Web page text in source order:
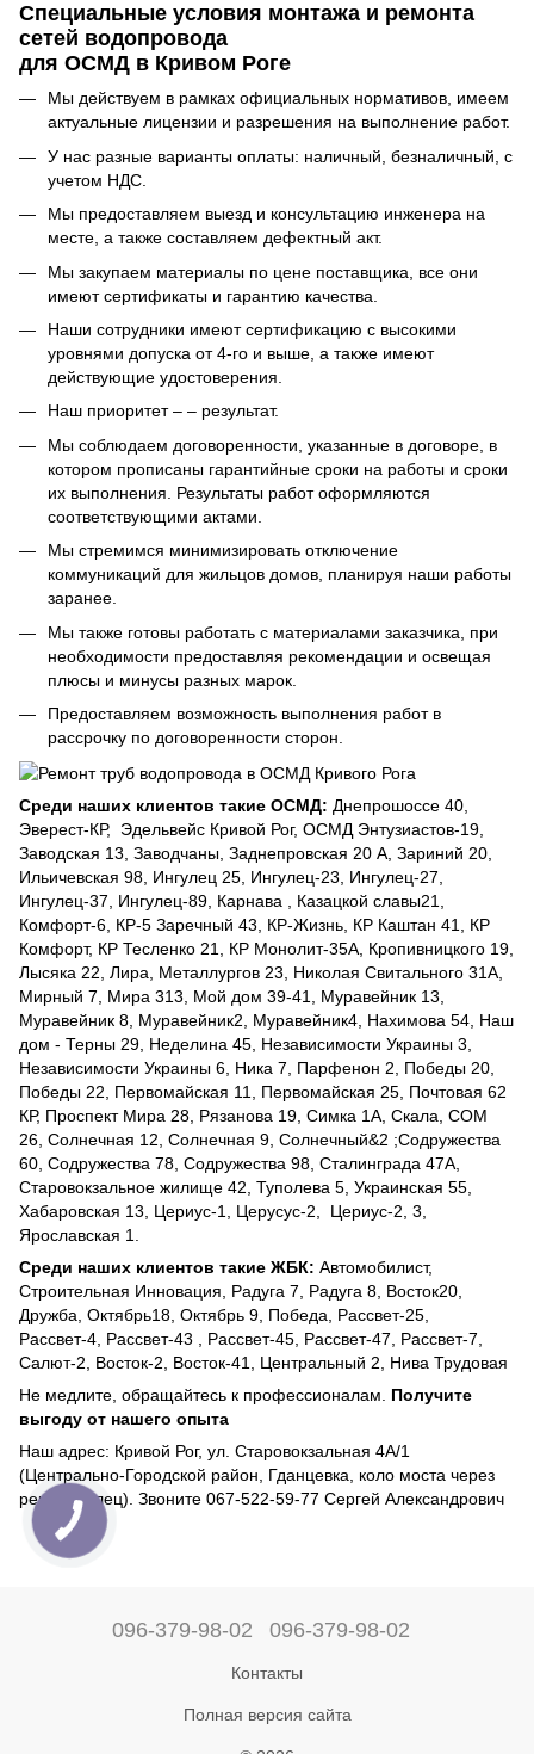
Специальные условия монтажа и ремонта
сетей водопровода
для ОСМД в Кривом Роге
Мы действуем в рамках официальных нормативов, имеем
актуальные лицензии и разрешения на выполнение работ.
У нас разные варианты оплаты: наличный, безналичный, с
учетом НДС.
Мы предоставляем выезд и консультацию инженера на
месте, а также составляем дефектный акт.
Мы закупаем материалы по цене поставщика, все они
имеют сертификаты и гарантию качества.
Наши сотрудники имеют сертификацию с высокими
уровнями допуска от 4-го и выше, а также имеют
действующие удостоверения.
Наш приоритет – – результат.
Мы соблюдаем договоренности, указанные в договоре, в
котором прописаны гарантийные сроки на работы и сроки
их выполнения. Результаты работ оформляются
соответствующими актами.
Мы стремимся минимизировать отключение
коммуникаций для жильцов домов, планируя наши работы
заранее.
Мы также готовы работать с материалами заказчика, при
необходимости предоставляя рекомендации и освещая
плюсы и минусы разных марок.
Предоставляем возможность выполнения работ в
рассрочку по договоренности сторон.
Среди наших клиентов такие ОСМД: Днепрошоссе 40,
Эверест-КР, Эдельвейс Кривой Рог, ОСМД Энтузиастов-19,
Заводская 13, Заводчаны, Заднепровская 20 А, Зариний 20,
Ильичевская 98, Ингулец 25, Ингулец-23, Ингулец-27,
Ингулец-37, Ингулец-89, Карнава , Казацкой славы21,
Комфорт-6, КР-5 Заречный 43, КР-Жизнь, КР Каштан 41, КР
Комфорт, КР Тесленко 21, КР Монолит-35А, Кропивницкого 19,
Лысяка 22, Лира, Металлургов 23, Николая Свитального 31А,
Мирный 7, Мира 313, Мой дом 39-41, Муравейник 13,
Муравейник 8, Муравейник2, Муравейник4, Нахимова 54, Наш
дом - Терны 29, Неделина 45, Независимости Украины 3,
Независимости Украины 6, Ника 7, Парфенон 2, Победы 20,
Победы 22, Первомайская 11, Первомайская 25, Почтовая 62
КР, Проспект Мира 28, Рязанова 19, Симка 1А, Скала, СОМ
26, Солнечная 12, Солнечная 9, Солнечный&2 ;Содружества
60, Содружества 78, Содружества 98, Сталинграда 47А,
Старовокзальное жилище 42, Туполева 5, Украинская 55,
Хабаровская 13, Цериус-1, Церусус-2, Цериус-2, 3,
Ярославская 1.
Среди наших клиентов такие ЖБК: Автомобилист,
Строительная Инновация, Радуга 7, Радуга 8, Восток20,
Дружба, Октябрь18, Октябрь 9, Победа, Рассвет-25,
Рассвет-4, Рассвет-43 , Рассвет-45, Рассвет-47, Рассвет-7,
Салют-2, Восток-2, Восток-41, Центральный 2, Нива Трудовая
Не медлите, обращайтесь к профессионалам.
Получите
выгоду от нашего опыта
Наш адрес: Кривой Рог, ул. Старовокзальная 4А/1
(Центрально-Городской район, Гданцевка, коло моста через
реку Ингулец). Звоните 067-522-59-77 Сергей Александрович
096-379-98-02 096-379-98-02
Контакты
Полная версия сайта